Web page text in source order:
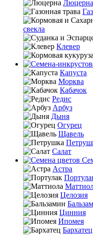
Люцерна
свекла
Клевер
Капуста
Морква
Кабачок
Редис
Арбуз
Дыня
Огурец
Щавель
Салат
Астра
Целозия
Цинния
Ипомея
Бархатец